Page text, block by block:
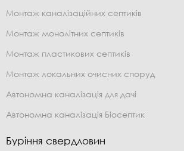
Монтаж каналізаційних септиків
Монтаж монолітних септиків
Монтаж пластикових септиків
Монтаж локальних очисних споруд
Автономна каналізація для дачі
Автономна каналізація Біосептик
Буріння свердловин